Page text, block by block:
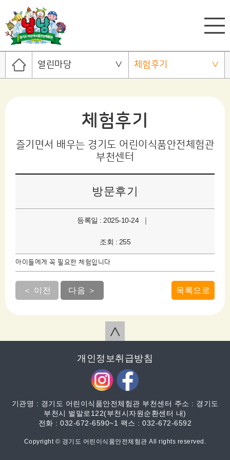
열린마당 체험후기
체험후기
즐기면서 배우는 경기도 어린이식품안전체험관
부천센터
방문후기
등록일 : 2025-10-24 ｜
조회 : 255
아이들에게 꼭 필요한 체험입니다
＜ 이전 다음 ＞ 목록으로
개인정보취급방침
기관명 : 경기도 어린이식품안전체험관 부천센터 주소 : 경기도
부천시 벌말로122(부천시자원순환센터 내)
전화 : 032-672-6590~1 팩스 : 032-672-6592
Copyright © 경기도 어린이식품안전체험관 All rights reserved.
∧